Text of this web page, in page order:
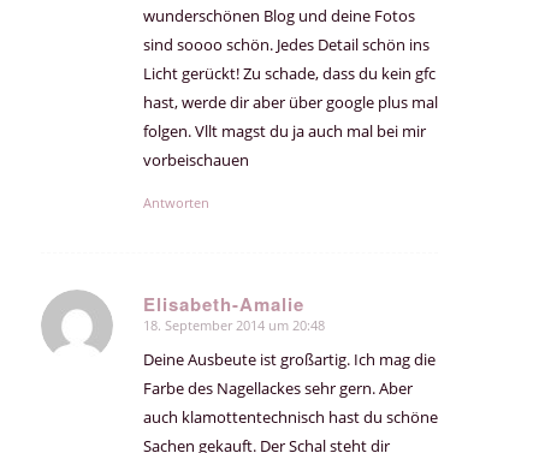
wunderschönen Blog und deine Fotos
sind soooo schön. Jedes Detail schön ins
Licht gerückt! Zu schade, dass du kein gfc
hast, werde dir aber über google plus mal
folgen. Vllt magst du ja auch mal bei mir
vorbeischauen
Antworten
Elisabeth-Amalie
sagte:
18. September 2014 um 20:48
Deine Ausbeute ist großartig. Ich mag die
Farbe des Nagellackes sehr gern. Aber
auch klamottentechnisch hast du schöne
Sachen gekauft. Der Schal steht dir